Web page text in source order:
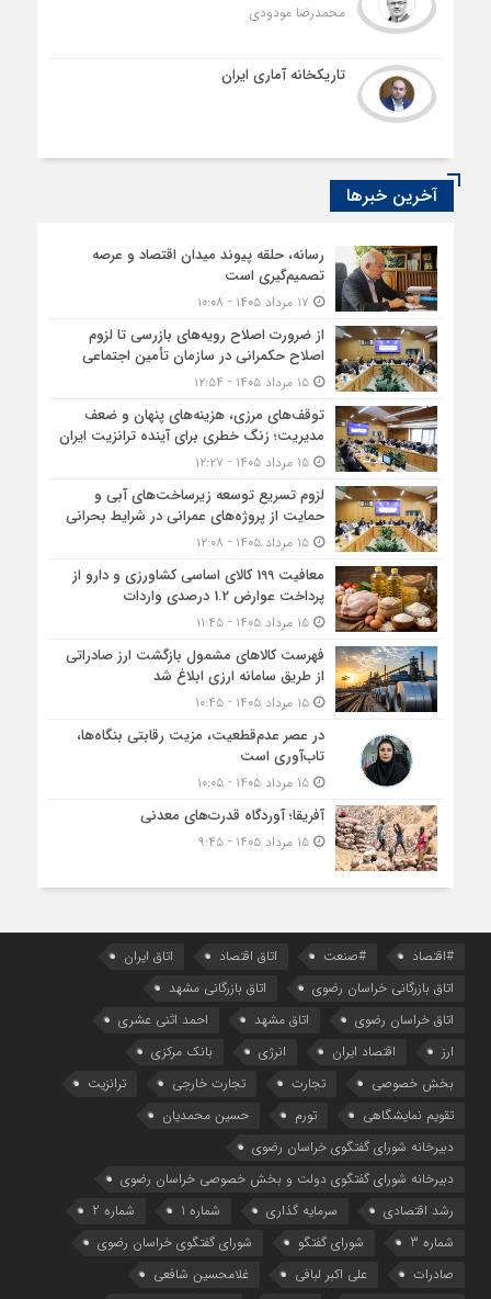
محمدرضا مودودی
تاریکخانه آماری ایران
آخرین خبرها
رسانه، حلقه پیوند میدان اقتصاد و عرصه
تصمیم‌گیری است
از ضرورت اصلاح رویه‌های بازرسی تا لزوم
اصلاح حکمرانی در سازمان تأمین اجتماعی
۱۵ مرداد ۱۴۰۵ - ۱۲:۵۴
توقف‌های مرزی، هزینه‌های پنهان و ضعف
مدیریت؛ زنگ خطری برای آینده ترانزیت ایران
۱۵ مرداد ۱۴۰۵ - ۱۲:۲۷
لزوم تسریع توسعه زیرساخت‌های آبی و
حمایت از پروژه‌های عمرانی در شرایط بحرانی
۱۵ مرداد ۱۴۰۵ - ۱۲:۰۸
معافیت 199 کالای اساسی کشاورزی و دارو از
پرداخت عوارض 1.2 درصدی واردات
۱۵ مرداد ۱۴۰۵ - ۱۱:۴۵
فهرست کالاهای مشمول بازگشت ارز صادراتی
از طریق سامانه ارزی ابلاغ شد
۱۵ مرداد ۱۴۰۵ - ۱۰:۴۵
در عصر عدم‌قطعیت، مزیت رقابتی بنگاه‌ها،
تاب‌آوری است
۱۵ مرداد ۱۴۰۵ - ۱۰:۰۵
آفریقا؛ آوردگاه قدرت‌های معدنی
۱۵ مرداد ۱۴۰۵ - ۹:۴۵
#اقتصاد #صنعت اتاق اقتصاد
اتاق ایران
اتاق بازرگانی خراسان رضوی
اتاق بازرگانی مشهد
اتاق خراسان رضوی
اتاق مشهد
احمد اثنی عشری
ارز
اقتصاد ایران انرژی
بانک مرکزی
بخش خصوصی
تجارت تجارت خارجی
ترانزیت
تقویم نمایشگاهی
تورم
حسین محمدیان
دبیرخانه شورای گفتگوی خراسان رضوی
دبیرخانه شورای گفتگوی دولت و بخش خصوصی خراسان رضوی
رشد اقتصادی
سرمایه گذاری شماره 1
شماره 2
شماره 3
شورای گفتگو
شورای گفتگوی خراسان رضوی
صادرات
علی اکبر لبافی
غلامحسین شافعی